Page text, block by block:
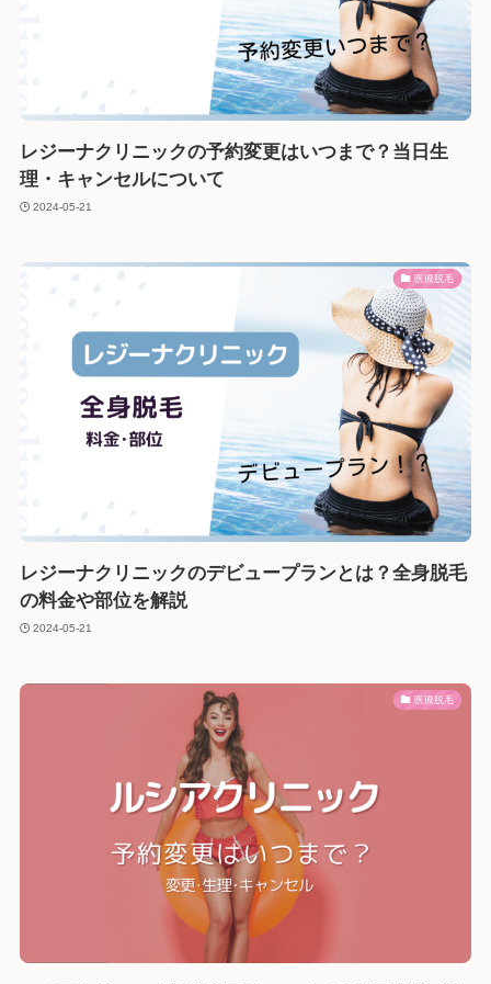
レジーナクリニックの予約変更はいつまで？当日生
理・キャンセルについて
2024-05-21
医療脱毛
レジーナクリニックのデビュープランとは？全身脱毛
の料金や部位を解説
2024-05-21
医療脱毛